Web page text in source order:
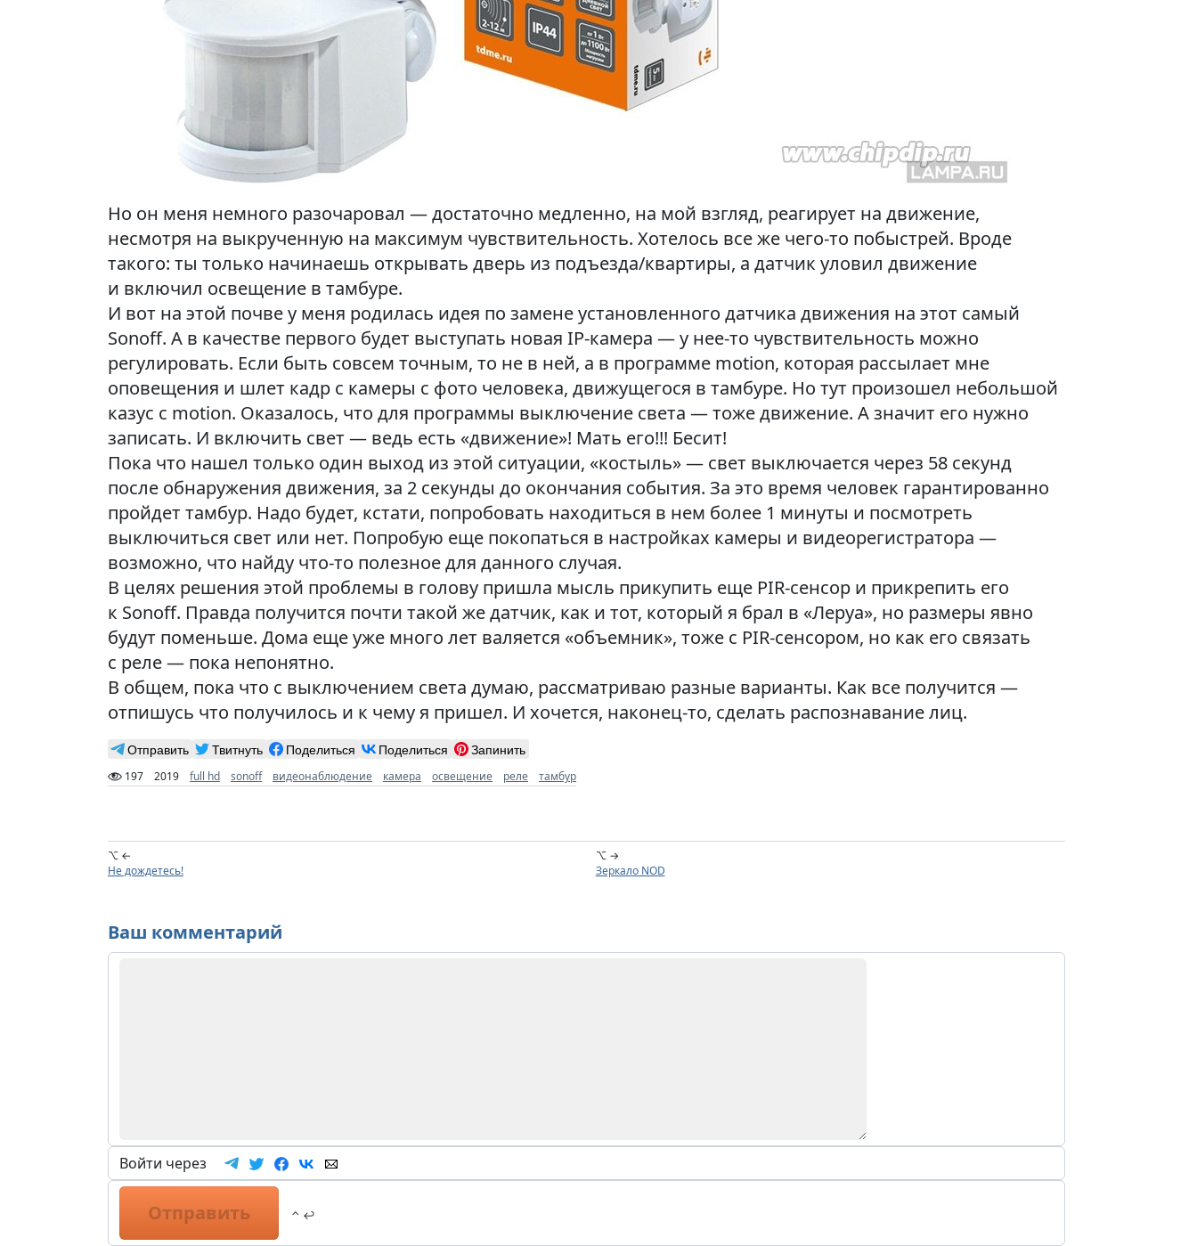
Но он меня немного разочаровал — достаточно медленно, на мой взгляд, реагирует на движение,
несмотря на выкрученную на максимум чувствительность. Хотелось все же чего-то побыстрей. Вроде
такого: ты только начинаешь открывать дверь из подъезда/квартиры, а датчик уловил движение
и включил освещение в тамбуре.
И вот на этой почве у меня родилась идея по замене установленного датчика движения на этот самый
Sonoff. А в качестве первого будет выступать новая IP-камера — у нее-то чувствительность можно
регулировать. Если быть совсем точным, то не в ней, а в программе motion, которая рассылает мне
оповещения и шлет кадр с камеры с фото человека, движущегося в тамбуре. Но тут произошел небольшой
казус с motion. Оказалось, что для программы выключение света — тоже движение. А значит его нужно
записать. И включить свет — ведь есть «движение»! Мать его!!! Бесит!
Пока что нашел только один выход из этой ситуации, «костыль» — свет выключается через 58 секунд
после обнаружения движения, за 2 секунды до окончания события. За это время человек гарантированно
пройдет тамбур. Надо будет, кстати, попробовать находиться в нем более 1 минуты и посмотреть
выключиться свет или нет. Попробую еще покопаться в настройках камеры и видеорегистратора —
возможно, что найду что-то полезное для данного случая.
В целях решения этой проблемы в голову пришла мысль прикупить еще PIR-сенсор и прикрепить его
к Sonoff. Правда получится почти такой же датчик, как и тот, который я брал в «Леруа», но размеры явно
будут поменьше. Дома еще уже много лет валяется «объемник», тоже с PIR-сенсором, но как его связать
с реле — пока непонятно.
В общем, пока что с выключением света думаю, рассматриваю разные варианты. Как все получится —
отпишусь что получилось и к чему я пришел. И хочется, наконец-то, сделать распознавание лиц.
Отправить Твитнуть Поделиться Поделиться Запинить
197 2019 full hd sonoff видеонаблюдение камера освещение реле тамбур
⌥ ←
Не дождетесь!
⌥ →
Зеркало NOD
Ваш комментарий
Войти через
Отправить ⌃ ↩